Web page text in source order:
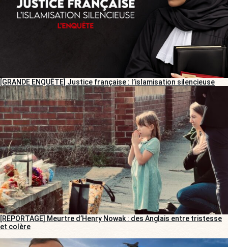
[GRANDE ENQUÊTE] Justice française : l’islamisation silencieuse
[REPORTAGE] Meurtre d’Henry Nowak : des Anglais entre tristesse
et colère